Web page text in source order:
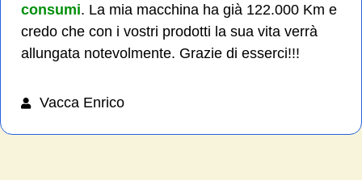
consumi. La mia macchina ha già 122.000 Km e
credo che con i vostri prodotti la sua vita verrà
allungata notevolmente. Grazie di esserci!!!
Vacca Enrico